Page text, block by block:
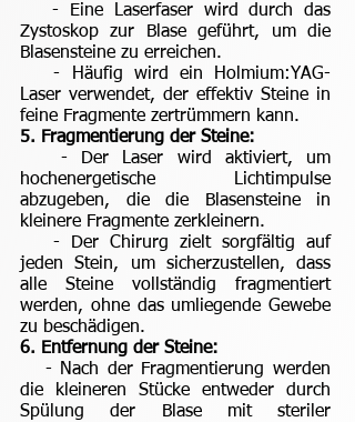
- Eine Laserfaser wird durch das
Zystoskop zur Blase geführt, um die
Blasensteine zu erreichen.
- Häufig wird ein Holmium:YAG-
Laser verwendet, der effektiv Steine in
feine Fragmente zertrümmern kann.
5. Fragmentierung der Steine:
- Der Laser wird aktiviert, um
hochenergetische Lichtimpulse
abzugeben, die die Blasensteine in
kleinere Fragmente zerkleinern.
- Der Chirurg zielt sorgfältig auf
jeden Stein, um sicherzustellen, dass
alle Steine vollständig fragmentiert
werden, ohne das umliegende Gewebe
zu beschädigen.
6. Entfernung der Steine:
- Nach der Fragmentierung werden
die kleineren Stücke entweder durch
Spülung der Blase mit steriler